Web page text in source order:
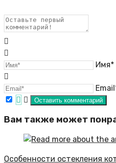
Имя*
Вам также может
Особенности остекления